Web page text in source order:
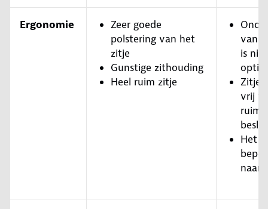
Ergonomie
Zeer goede
polstering van het
zitje
Gunstige zithouding
Heel ruim zitje
van
is niet
Zitje
vrij
Het
naar